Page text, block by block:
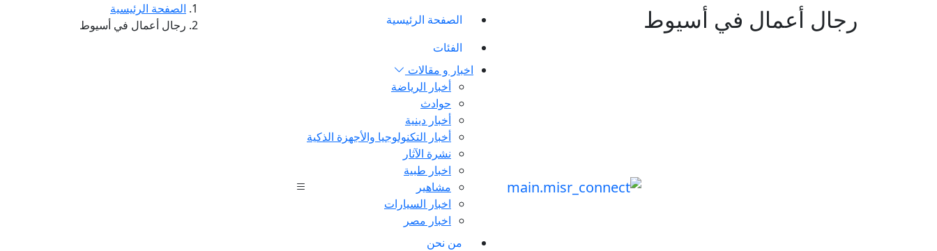
الصفحة الرئيسية
الفئات
اخبار و مقالات
أخبار الرياضة
حوادث
أخبار دينية
أخبار التكنولوجيا والأجهزة الذكية
نشرة الآثار
اخبار طبية
مشاهير
اخبار السيارات
اخبار مصر
من نحن
رجال أعمال في أسيوط
الصفحة الرئيسية
رجال أعمال في أسيوط